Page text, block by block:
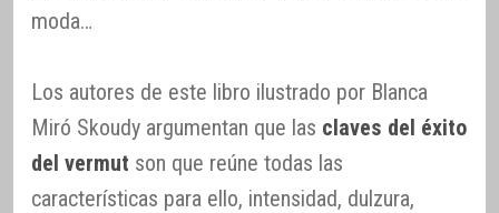
moda…
Los autores de este libro ilustrado por Blanca
Miró Skoudy argumentan que las claves del éxito
del vermut son que reúne todas las
características para ello, intensidad, dulzura,